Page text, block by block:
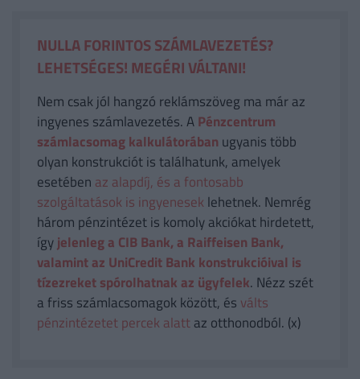
NULLA FORINTOS SZÁMLAVEZETÉS?
LEHETSÉGES! MEGÉRI VÁLTANI!
Nem csak jól hangzó reklámszöveg ma már az
ingyenes számlavezetés. APénzcentrum
számlacsomag kalkulátorában ugyanis több
olyan konstrukciót is találhatunk, amelyek
esetében az alapdíj, és a fontosabb
szolgáltatások is ingyenesek lehetnek. Nemrég
három pénzintézet is komoly akciókat hirdetett,
ígyjelenleg a CIB Bank, a Raiffeisen Bank,
valamint az UniCredit Bank konstrukcióival is
tízezreket spórolhatnak az ügyfelek. Nézz szét
a friss számlacsomagok között, és válts
pénzintézetet percek alattaz otthonodból. (x)